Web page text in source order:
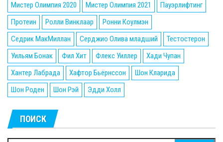
Мистер Олимпия 2020
Мистер Олимпия 2021
Пауэрлифтинг
Протеин
Ролли Винклаар
Ронни Коулмэн
Седрик МакМиллан
Серджио Олива младший
Тестостерон
Уильям Бонак
Фил Хит Флекс Уиллер
Хади Чупан
Хантер Лабрада
Хафтор Бьёрнссон
Шон Кларида
Шон Роден
Шон Рэй Эдди Холл
ПОИСК